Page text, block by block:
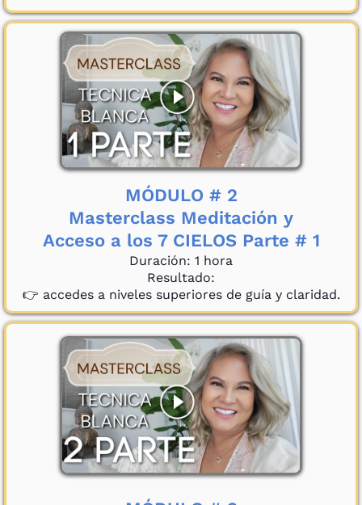
MÓDULO # 2
Masterclass Meditación y
Acceso a los 7 CIELOS Parte # 1
Duración: 1 hora
Resultado:
👉 accedes a niveles superiores de guía y claridad.